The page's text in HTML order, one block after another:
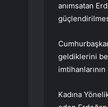
anımsatan
geldiklerini
Kadına